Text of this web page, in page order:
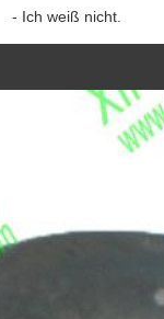
- Ich weiß nicht.